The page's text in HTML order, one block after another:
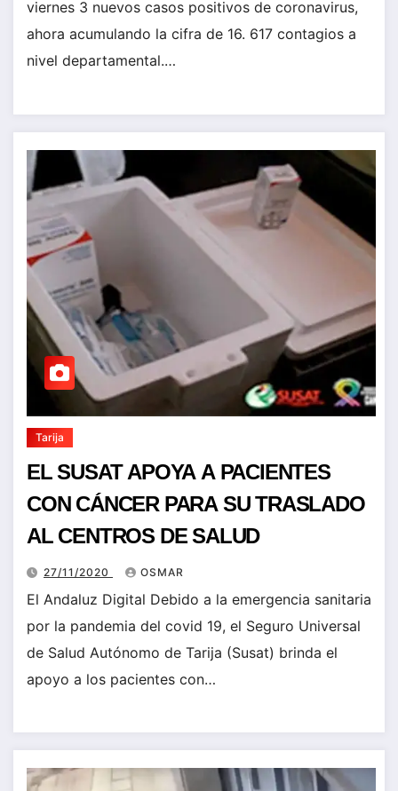
viernes 3 nuevos casos positivos de coronavirus,
ahora acumulando la cifra de 16. 617 contagios a
nivel departamental.…
Tarija
EL SUSAT APOYA A PACIENTES
CON CÁNCER PARA SU TRASLADO
AL CENTROS DE SALUD
27/11/2020 OSMAR
El Andaluz Digital Debido a la emergencia sanitaria
por la pandemia del covid 19, el Seguro Universal
de Salud Autónomo de Tarija (Susat) brinda el
apoyo a los pacientes con…